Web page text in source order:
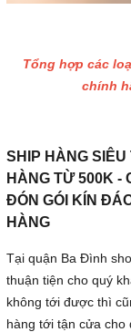
Tổng hợp các
chính
SHIP HÀNG SIÊU
HÀNG TỪ 500K -
ĐÓN GÓI KÍN
HÀNG
Tại quận Ba Đình
thuận tiện cho quý
không tới được thì
hàng tới tận cửa cho